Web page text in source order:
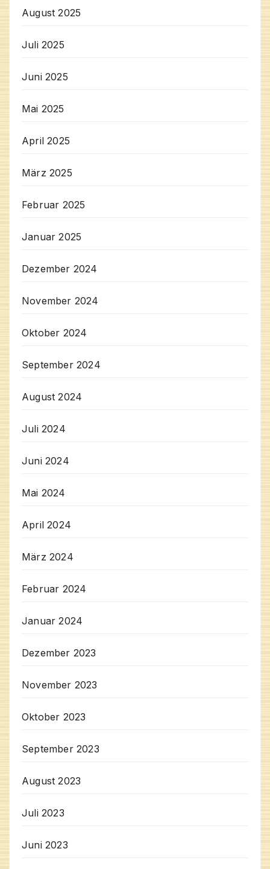
August 2025
Juli 2025
Juni 2025
Mai 2025
April 2025
März 2025
Februar 2025
Januar 2025
Dezember 2024
November 2024
Oktober 2024
September 2024
August 2024
Juli 2024
Juni 2024
Mai 2024
April 2024
März 2024
Februar 2024
Januar 2024
Dezember 2023
November 2023
Oktober 2023
September 2023
August 2023
Juli 2023
Juni 2023